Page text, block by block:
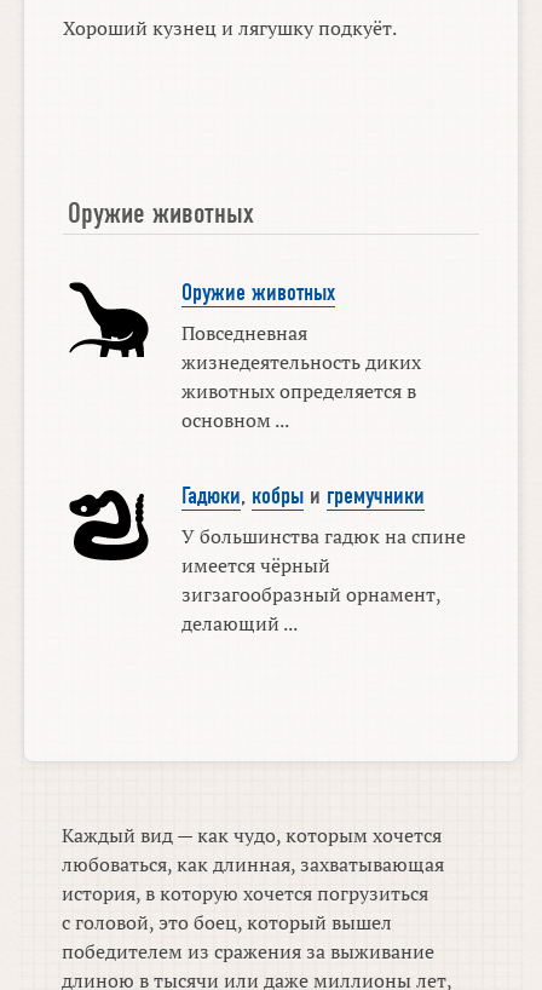
Хороший кузнец и лягушку подкуёт.
Оружие животных
Оружие животных
Повседневная
жизнедеятельность диких
животных определяется в
основном ...
Гадюки, кобрыи гремучники
У большинства гадюк на спине
имеется чёрный
зигзагообразный орнамент,
делающий ...
Каждый вид — как чудо, которым хочется
любоваться, как длинная, захватывающая
история, в которую хочется погрузиться
с головой, это боец, который вышел
победителем из сражения за выживание
длиною в тысячи или даже миллионы лет,